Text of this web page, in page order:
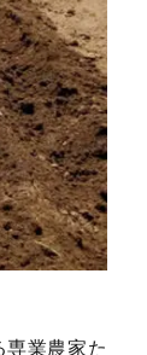
業農家た